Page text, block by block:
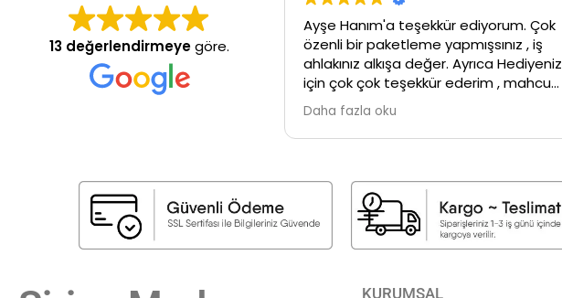
13 değerlendirmeyegöre.
Ayşe Hanım'a teşekkür ediyorum. Çok
özenli bir paketleme yapmışsınız , iş
ahlakınız alkışa değer. Ayrıca Hediyeniz
için çok çok teşekkür ederim , mahcup
oldum. Çok sağ olun. Tekrar görüşmek
üzere ...İyi çalışmalar💕
Daha fazla oku
KURUMSAL